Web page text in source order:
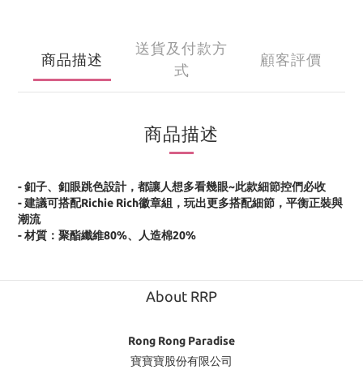
商品描述
送貨及付款方
式
顧客評價
商品描述
- 釦子、釦眼跳色設計，都讓人想多看幾眼~此款細節控們必收
- 建議可搭配Richie Rich徽章組，玩出更多搭配細節，平衡正裝與
潮流
- 材質：聚酯纖維80%、人造棉20%
About RRP
Rong Rong Paradise
寶寶寶股份有限公司